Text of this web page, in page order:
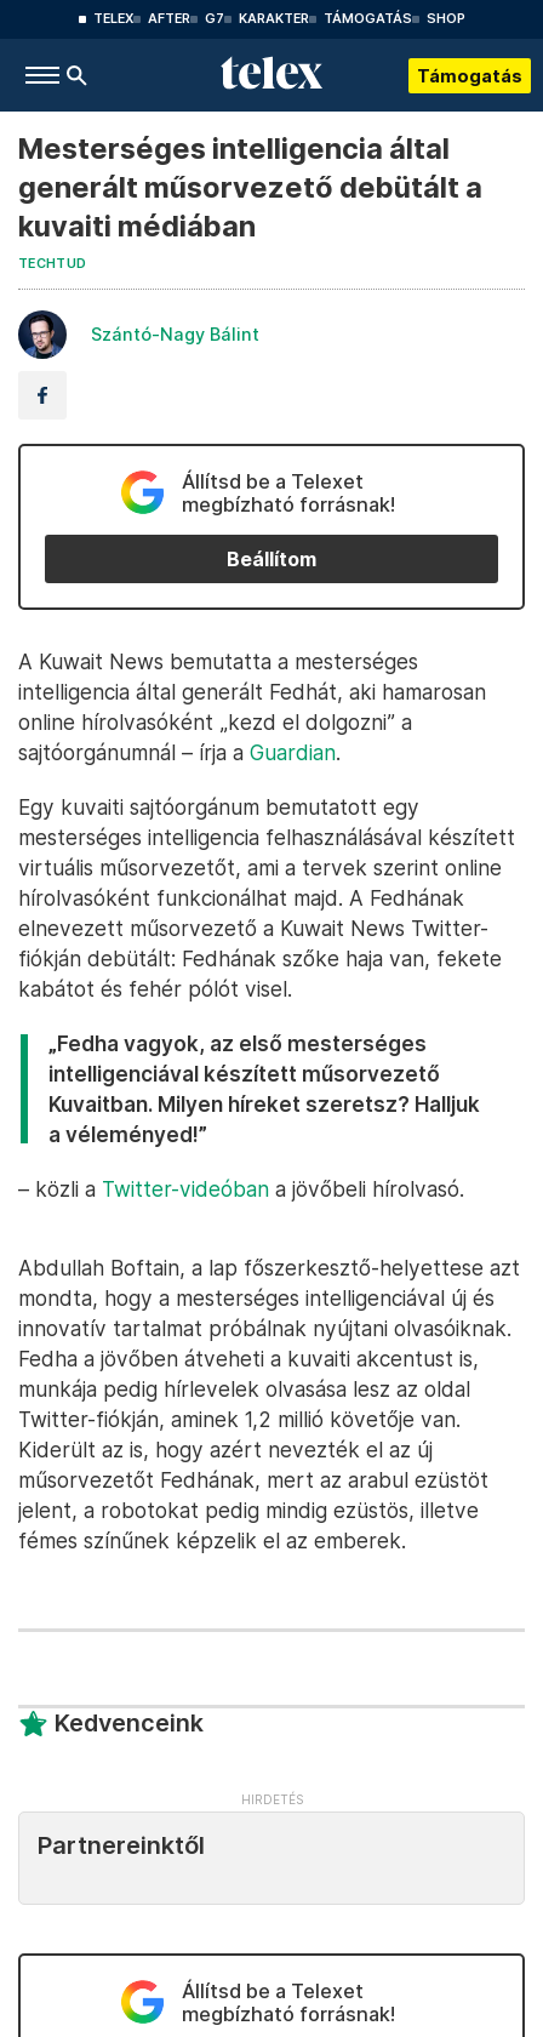
TELEX AFTER G7 KARAKTER TÁMOGATÁS SHOP
Támogatás
Mesterséges intelligencia által
generált műsorvezető debütált a
kuvaiti médiában
TECHTUD
Szántó-Nagy Bálint
Állítsd be a Telexet
megbízható forrásnak!
Beállítom
A Kuwait News bemutatta a mesterséges
intelligencia által generált Fedhát, aki hamarosan
online hírolvasóként „kezd el dolgozni” a
sajtóorgánumnál – írja a Guardian.
Egy kuvaiti sajtóorgánum bemutatott egy
mesterséges intelligencia felhasználásával készített
virtuális műsorvezetőt, ami a tervek szerint online
hírolvasóként funkcionálhat majd. A Fedhának
elnevezett műsorvezető a Kuwait News Twitter-
fiókján debütált: Fedhának szőke haja van, fekete
kabátot és fehér pólót visel.
„Fedha vagyok, az első mesterséges
intelligenciával készített műsorvezető
Kuvaitban. Milyen híreket szeretsz? Halljuk
a véleményed!”
– közli a Twitter-videóban a jövőbeli hírolvasó.
Abdullah Boftain, a lap főszerkesztő-helyettese azt
mondta, hogy a mesterséges intelligenciával új és
innovatív tartalmat próbálnak nyújtani olvasóiknak.
Fedha a jövőben átveheti a kuvaiti akcentust is,
munkája pedig hírlevelek olvasása lesz az oldal
Twitter-fiókján, aminek 1,2 millió követője van.
Kiderült az is, hogy azért nevezték el az új
műsorvezetőt Fedhának, mert az arabul ezüstöt
jelent, a robotokat pedig mindig ezüstös, illetve
fémes színűnek képzelik el az emberek.
Kedvenceink
Partnereinktől
Állítsd be a Telexet
megbízható forrásnak!